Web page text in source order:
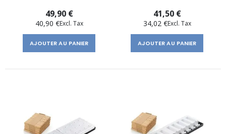
49,90 €
40,90 €
AJOUTER AU PANIER
41,50 €
34,02 €
AJOUTER AU PANIER